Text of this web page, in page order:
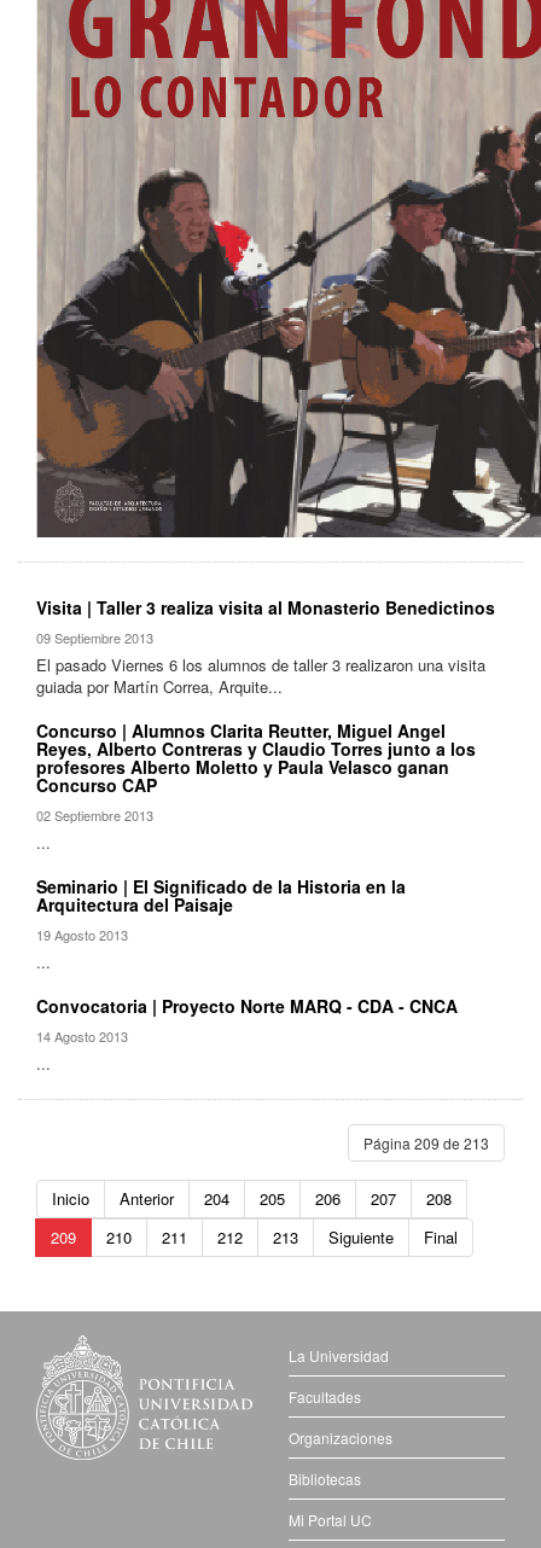
Visita | Taller 3 realiza visita al Monasterio Benedictinos
09 Septiembre 2013
El pasado Viernes 6 los alumnos de taller 3 realizaron una visita
guiada por Martín Correa, Arquite...
Concurso | Alumnos Clarita Reutter, Miguel Angel
Reyes, Alberto Contreras y Claudio Torres junto a los
profesores Alberto Moletto y Paula Velasco ganan
Concurso CAP
02 Septiembre 2013
...
Seminario | El Significado de la Historia en la
Arquitectura del Paisaje
19 Agosto 2013
...
Convocatoria | Proyecto Norte MARQ - CDA - CNCA
14 Agosto 2013
...
Página 209 de 213
Inicio Anterior 204 205 206 207
208
209
210 211 212 213 Siguiente Final
La Universidad
Facultades
Organizaciones
Bibliotecas
Mi Portal UC